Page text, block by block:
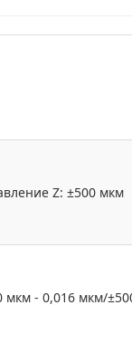
Z: ±500 мкм
мкм - 0,016 мкм/